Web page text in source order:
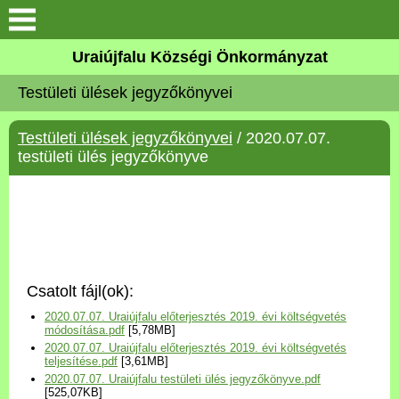
Köszöntő
Elérhetőségek
Uraiújfalu
Választási információk
Versenyképes Járások
Program
Uraiújfalu Községi Önkormányzat
Testületi ülések jegyzőkönyvei
Testületi ülések jegyzőkönyvei / 2020.07.07.
testületi ülés jegyzőkönyve
Csatolt fájl(ok):
2020.07.07. Uraiújfalu előterjesztés 2019. évi költségvetés
módosítása.pdf [5,78MB]
2020.07.07. Uraiújfalu előterjesztés 2019. évi költségvetés
teljesítése.pdf [3,61MB]
2020.07.07. Uraiújfalu testületi ülés jegyzőkönyve.pdf
[525,07KB]